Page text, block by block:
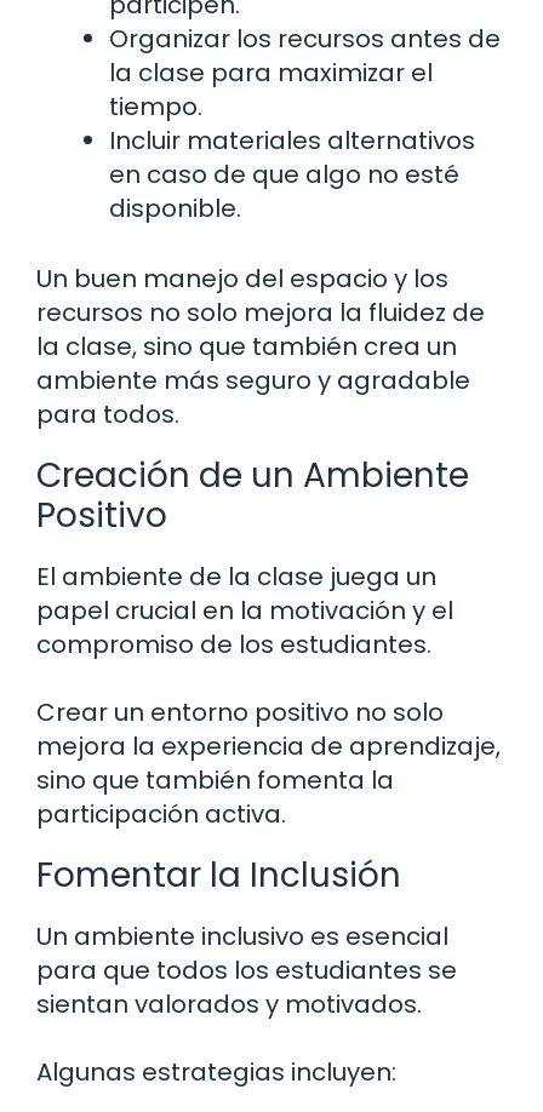
Organizar los recursos antes de
la clase para maximizar el
tiempo.
Incluir materiales alternativos
en caso de que algo no esté
disponible.
Un buen manejo del espacio y los
recursos no solo mejora la fluidez de
la clase, sino que también crea un
ambiente más seguro y agradable
para todos.
Creación de un Ambiente
Positivo
El ambiente de la clase juega un
papel crucial en la motivación y el
compromiso de los estudiantes.
Crear un entorno positivo no solo
mejora la experiencia de aprendizaje,
sino que también fomenta la
participación activa.
Fomentar la Inclusión
Un ambiente inclusivo es esencial
para que todos los estudiantes se
sientan valorados y motivados.
Algunas estrategias incluyen: